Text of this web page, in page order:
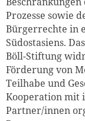
Prozesse sowie
Bürgerrechte in
Südostasiens.
Böll-Stiftung
Förderung von
Teilhabe und
Kooperation mit
Partner/innen